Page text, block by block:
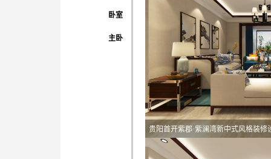
卧室
主卧
贵阳首开紫郡·紫澜湾新中式风格装修